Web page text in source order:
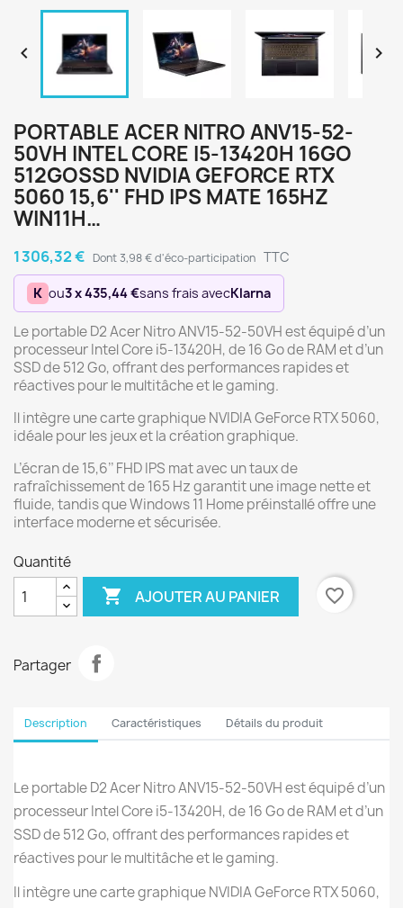
 
PORTABLE ACER NITRO ANV15-52-
50VH INTEL CORE I5-13420H 16GO
512GOSSD NVIDIA GEFORCE RTX
5060 15,6'' FHD IPS MATE 165HZ
WIN11H…
1 306,32 € Dont 3,98 € d'éco-participation TTC
K ou3 x 435,44 €sans frais avecKlarna
Le portable D2 Acer Nitro ANV15-52-50VH est équipé d’un
processeur Intel Core i5-13420H, de 16 Go de RAM et d’un
SSD de 512 Go, offrant des performances rapides et
réactives pour le multitâche et le gaming.
Il intègre une carte graphique NVIDIA GeForce RTX 5060,
idéale pour les jeux et la création graphique.
L’écran de 15,6’’ FHD IPS mat avec un taux de
rafraîchissement de 165 Hz garantit une image nette et
fluide, tandis que Windows 11 Home préinstallé offre une
interface moderne et sécurisée.
Quantité
 AJOUTER AU PANIER favorite_border
Partager
Description Caractéristiques Détails du produit
Le portable D2 Acer Nitro ANV15-52-50VH est équipé d’un
processeur Intel Core i5-13420H, de 16 Go de RAM et d’un
SSD de 512 Go, offrant des performances rapides et
réactives pour le multitâche et le gaming.
Il intègre une carte graphique NVIDIA GeForce RTX 5060,